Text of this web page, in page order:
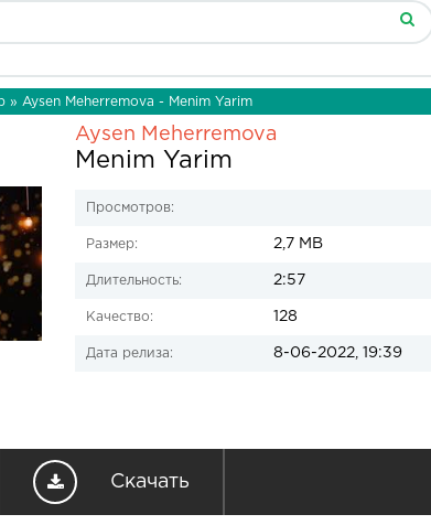
» Aysen Meherremova - Menim Yarim
Aysen Meherremova
Menim Yarim
Просмотров:
Размер: 2,7 MB
Длительность: 2:57
Качество: 128
Дата релиза: 8-06-2022, 19:39
Скачать